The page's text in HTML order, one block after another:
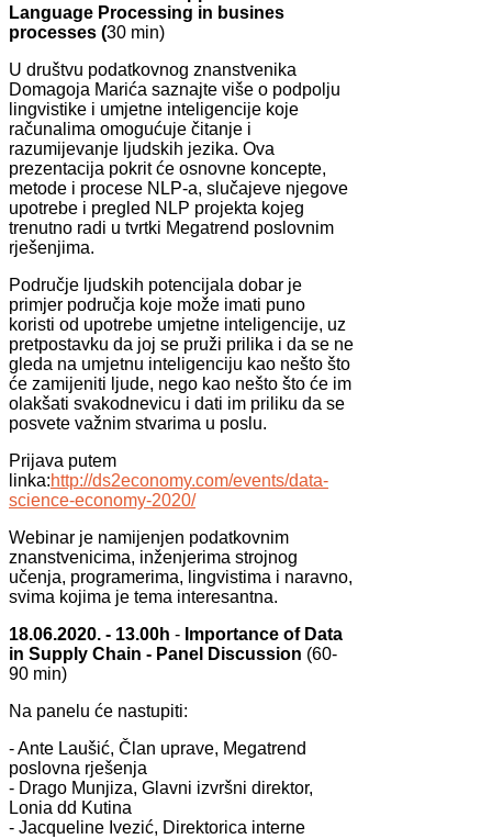
Language Processing in busines
processes (30 min)
U društvu podatkovnog znanstvenika
Domagoja Marića saznajte više o podpolju
lingvistike i umjetne inteligencije koje
računalima omogućuje čitanje i
razumijevanje ljudskih jezika. Ova
prezentacija pokrit će osnovne koncepte,
metode i procese NLP-a, slučajeve njegove
upotrebe i pregled NLP projekta kojeg
trenutno radi u tvrtki Megatrend poslovnim
rješenjima.
Područje ljudskih potencijala dobar je
primjer područja koje može imati puno
koristi od upotrebe umjetne inteligencije, uz
pretpostavku da joj se pruži prilika i da se ne
gleda na umjetnu inteligenciju kao nešto što
će zamijeniti ljude, nego kao nešto što će im
olakšati svakodnevicu i dati im priliku da se
posvete važnim stvarima u poslu.
Prijava putem
linka:http://ds2economy.com/events/data-
science-economy-2020/
Webinar je namijenjen podatkovnim
znanstvenicima, inženjerima strojnog
učenja, programerima, lingvistima i naravno,
svima kojima je tema interesantna.
18.06.2020. - 13.00h - Importance of Data
in Supply Chain - Panel Discussion (60-
90 min)
Na panelu će nastupiti:
- Ante Laušić, Član uprave, Megatrend
poslovna rješenja
- Drago Munjiza, Glavni izvršni direktor,
Lonia dd Kutina
- Jacqueline Ivezić, Direktorica interne